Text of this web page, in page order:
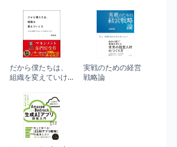
だから僕たちは、
組織を変えていけ
た「やさしいチー
ム」のつくりかた
【ビジネス書グラ
ンプリ2023「マネ
ジメント部門賞」
受賞！】
実戦のための経営
戦略論